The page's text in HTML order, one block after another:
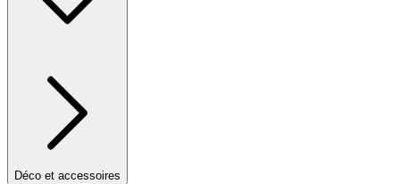
Déco et accessoires